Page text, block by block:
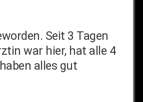
Seit 3 Tagen
war hier, hat alle 4
alles gut